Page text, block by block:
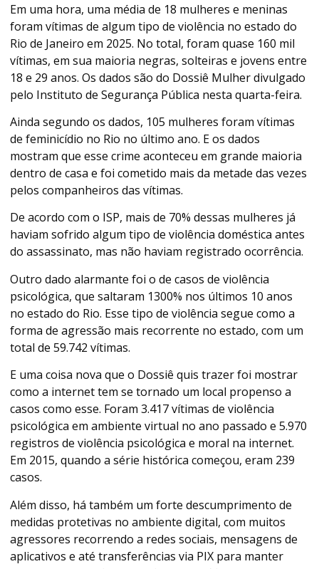
Em uma hora, uma média de 18 mulheres e meninas
foram vítimas de algum tipo de violência no estado do
Rio de Janeiro em 2025. No total, foram quase 160 mil
vítimas, em sua maioria negras, solteiras e jovens entre
18 e 29 anos. Os dados são do Dossiê Mulher divulgado
pelo Instituto de Segurança Pública nesta quarta-feira.
Ainda segundo os dados, 105 mulheres foram vítimas
de feminicídio no Rio no último ano. E os dados
mostram que esse crime aconteceu em grande maioria
dentro de casa e foi cometido mais da metade das vezes
pelos companheiros das vítimas.
De acordo com o ISP, mais de 70% dessas mulheres já
haviam sofrido algum tipo de violência doméstica antes
do assassinato, mas não haviam registrado ocorrência.
Outro dado alarmante foi o de casos de violência
psicológica, que saltaram 1300% nos últimos 10 anos
no estado do Rio. Esse tipo de violência segue como a
forma de agressão mais recorrente no estado, com um
total de 59.742 vítimas.
E uma coisa nova que o Dossiê quis trazer foi mostrar
como a internet tem se tornado um local propenso a
casos como esse. Foram 3.417 vítimas de violência
psicológica em ambiente virtual no ano passado e 5.970
registros de violência psicológica e moral na internet.
Em 2015, quando a série histórica começou, eram 239
casos.
Além disso, há também um forte descumprimento de
medidas protetivas no ambiente digital, com muitos
agressores recorrendo a redes sociais, mensagens de
aplicativos e até transferências via PIX para manter